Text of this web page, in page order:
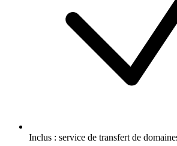
Inclus : service de transfert de